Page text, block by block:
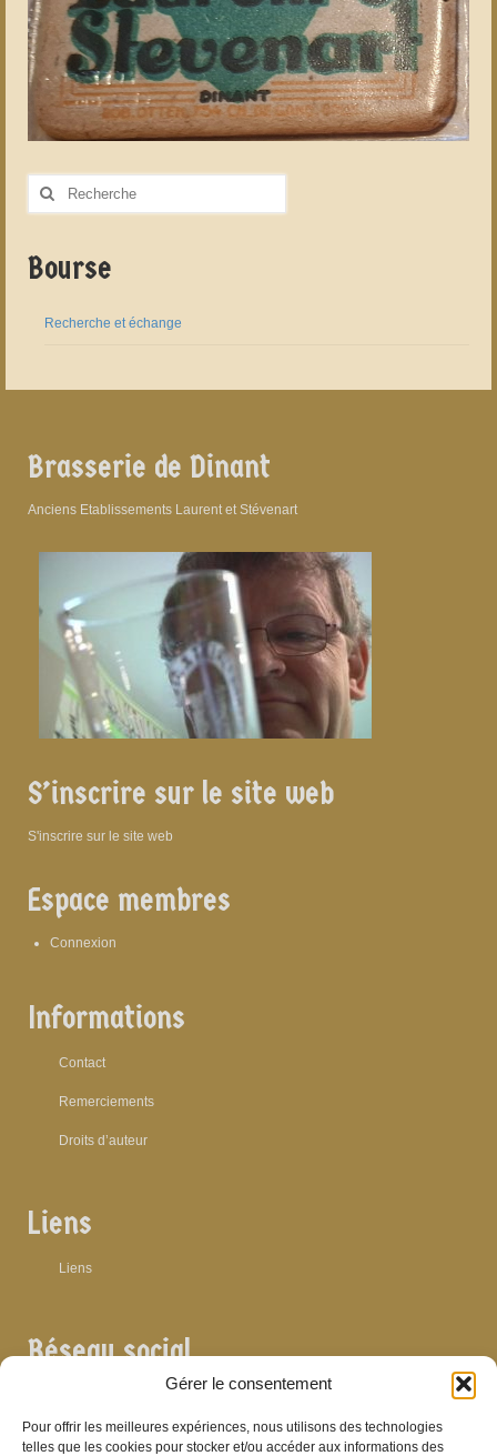
Gérer le consentement
Pour offrir les meilleures expériences, nous utilisons des technologies
telles que les cookies pour stocker et/ou accéder aux informations des
Rechercher
Bourse
Recherche et échange
Brasserie de Dinant
Anciens Etablissements Laurent et Stévenart
S’inscrire sur le site web
S'inscrire sur le site web
Espace membres
Connexion
Informations
Contact
Remerciements
Droits d’auteur
Liens
Liens
Réseau social